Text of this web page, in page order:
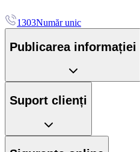
1303Număr unic
Publicarea informației
Suport clienți